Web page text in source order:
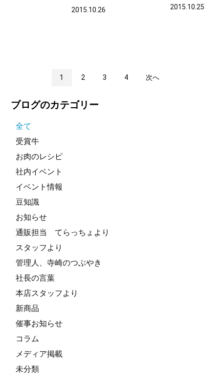
2015.10.26 2015.10.25
1 2 3 4 次へ
ブログのカテゴリー
全て
受賞牛
お肉のレシピ
社内イベント
イベント情報
豆知識
お知らせ
通販担当 てらっちょより
スタッフより
管理人、寺崎のつぶやき
社長の言葉
本店スタッフより
新商品
催事お知らせ
コラム
メディア掲載
未分類